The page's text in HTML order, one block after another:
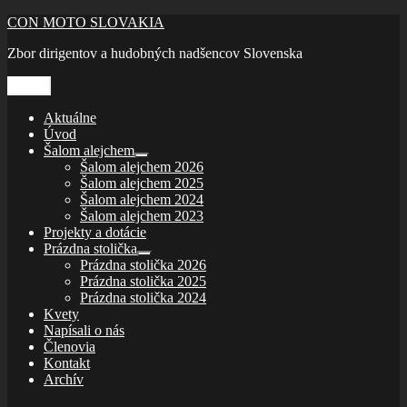
Prejsť
obsah
CON MOTO SLOVAKIA
Zbor dirigentov a hudobných nadšencov Slovenska
Aktuálne
Úvod
Šalom alejchem
rozbaliť
odvodené
menu
Šalom alejchem 2026
Šalom alejchem 2025
Šalom alejchem 2024
Šalom alejchem 2023
Projekty a dotácie
Prázdna stolička
rozbaliť
odvodené
menu
Prázdna stolička 2026
Prázdna stolička 2025
Prázdna stolička 2024
Kvety
Napísali o nás
Členovia
Kontakt
Archív